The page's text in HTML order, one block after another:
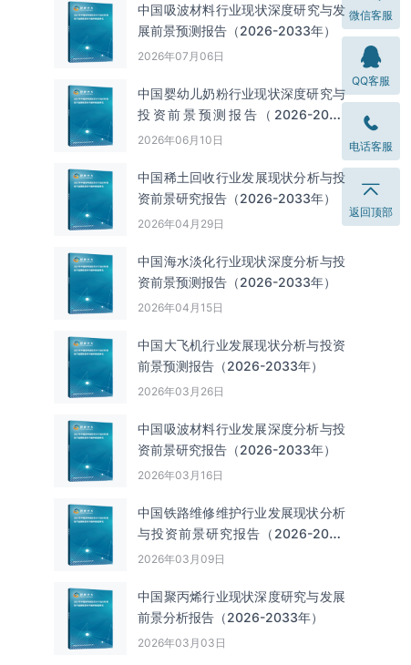
中国吸波材料‌‌‌行业现状深度研究与发
展前景预测报告（2026-2033年）
2026年07月06日
中国婴幼儿奶粉行业现状深度研究与
投资前景预测报告（2026-2033
年）
2026年06月10日
中国‌‌稀土回收‌‌行业发展现状分析与投
资前景研究报告（2026-2033年）
2026年04月29日
中国海水淡化行业现状深度分析与投
资前景预测报告（2026-2033年）
2026年04月15日
中国大飞机行业发展现状分析与投资
前景预测报告（2026-2033年）
2026年03月26日
中国吸波材料行业发展深度分析与投
资前景研究报告（2026-2033年）
2026年03月16日
中国铁路维修维护行业发展现状分析
与投资前景研究报告（2026-2033
年）
2026年03月09日
中国聚丙烯行业现状深度研究与发展
前景分析报告（2026-2033年）
2026年03月03日
微信客服
QQ客服
电话客服
返回顶部